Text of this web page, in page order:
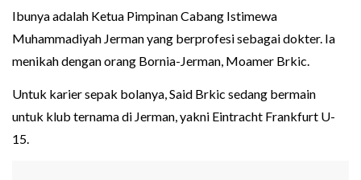
Ibunya adalah Ketua Pimpinan Cabang Istimewa
Muhammadiyah Jerman yang berprofesi sebagai dokter. Ia
menikah dengan orang Bornia-Jerman, Moamer Brkic.
Untuk karier sepak bolanya, Said Brkic sedang bermain
untuk klub ternama di Jerman, yakni Eintracht Frankfurt U-
15.